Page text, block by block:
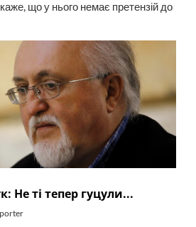
що у нього немає претензій до
Не ті тепер гуцули...